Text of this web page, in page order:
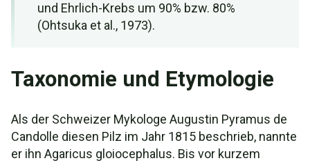
und Ehrlich-Krebs um 90% bzw. 80%
(Ohtsuka et al., 1973).
Taxonomie und Etymologie
Als der Schweizer Mykologe Augustin Pyramus de
Candolle diesen Pilz im Jahr 1815 beschrieb, nannte
er ihn Agaricus gloiocephalus. Bis vor kurzem